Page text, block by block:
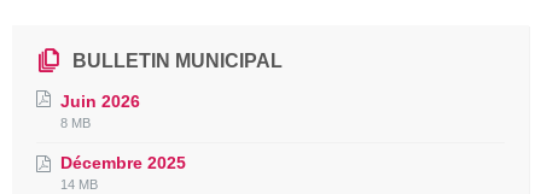
BULLETIN MUNICIPAL
Juin 2026
File
pdf
File
8 MB
Décembre 2025
File
File
14 MB